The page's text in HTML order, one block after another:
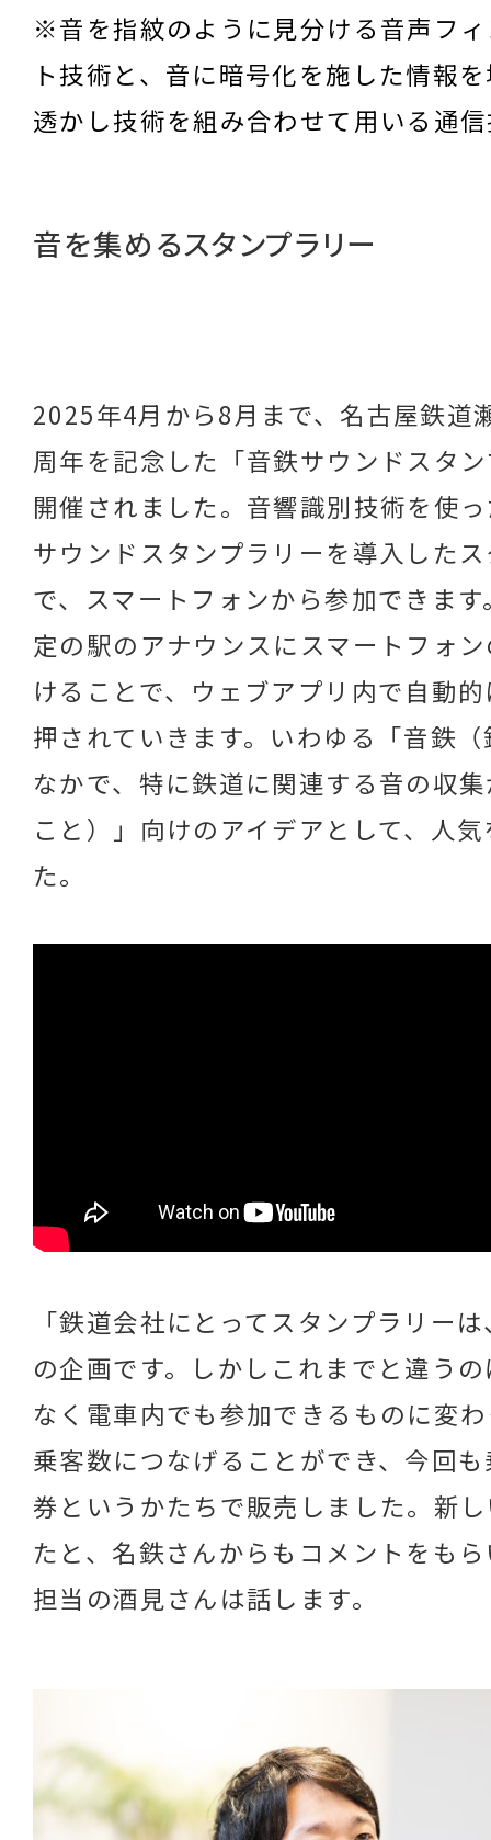
※音を指紋のように見分ける音声フ
ト技術と、音に暗号化を施した情報
透かし技術を組み合わせて用いる通
音を集めるスタンプラリー
2025年4月から8月まで、名古屋鉄道
周年を記念した「音鉄サウンドスタ
開催されました。音響識別技術を使
サウンドスタンプラリーを導入した
で、スマートフォンから参加できま
定の駅のアナウンスにスマートフォ
けることで、ウェブアプリ内で自動
押されていきます。いわゆる「音鉄
なかで、特に鉄道に関連する音の収
こと）」向けのアイデアとして、人
た。
「鉄道会社にとってスタンプラリー
の企画です。しかしこれまでと違う
なく電車内でも参加できるものに変
乗客数につなげることができ、今回
券というかたちで販売しました。新
たと、名鉄さんからもコメントをも
担当の酒見さんは話します。